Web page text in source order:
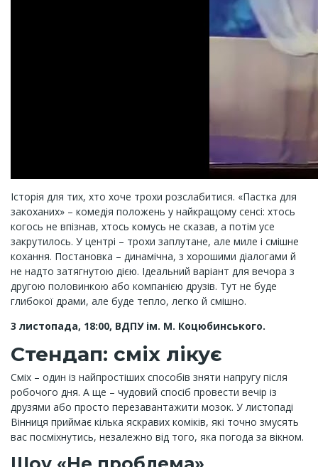
Історія для тих, хто хоче трохи розслабитися. «Пастка для
закоханих» – комедія положень у найкращому сенсі: хтось
когось не впізнав, хтось комусь не сказав, а потім усе
закрутилось. У центрі – трохи заплутане, але миле і смішне
кохання. Постановка – динамічна, з хорошими діалогами й
не надто затягнутою дією. Ідеальний варіант для вечора з
другою половинкою або компанією друзів. Тут не буде
глибокої драми, але буде тепло, легко й смішно.
3 листопада, 18:00, ВДПУ ім. М. Коцюбинського.
Стендап: сміх лікує
Сміх – один із найпростіших способів зняти напругу після
робочого дня. А ще – чудовий спосіб провести вечір із
друзями або просто перезавантажити мозок. У листопаді
Вінниця приймає кілька яскравих коміків, які точно змусять
вас посміхнутись, незалежно від того, яка погода за вікном.